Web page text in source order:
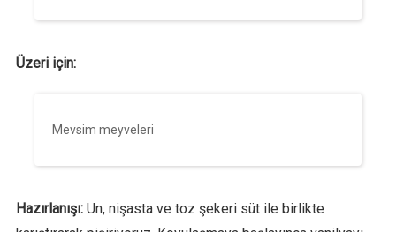
Üzeri için:
Mevsim meyveleri
Hazırlanışı:Un, nişasta ve toz şekeri süt ile birlikte